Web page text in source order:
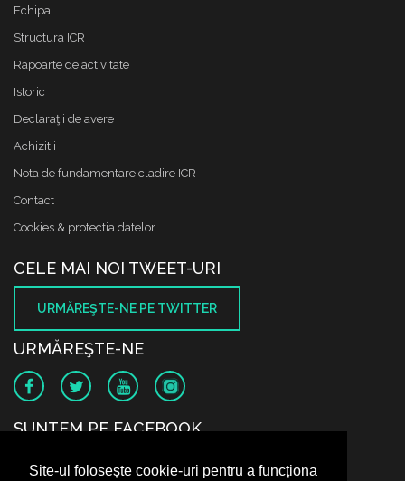
Site-ul folosește cookie-uri pentru a funcționa
Echipa
Structura ICR
Rapoarte de activitate
Istoric
Declaraţii de avere
Achizitii
Nota de fundamentare cladire ICR
Contact
Cookies & protectia datelor
CELE MAI NOI TWEET-URI
URMĂREŞTE-NE PE TWITTER
URMĂREŞTE-NE
SUNTEM PE FACEBOOK